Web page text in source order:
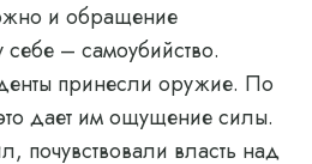
и обращение
себе – самоубийство.
принесли оружие. По
дает им ощущение силы.
почувствовали власть над